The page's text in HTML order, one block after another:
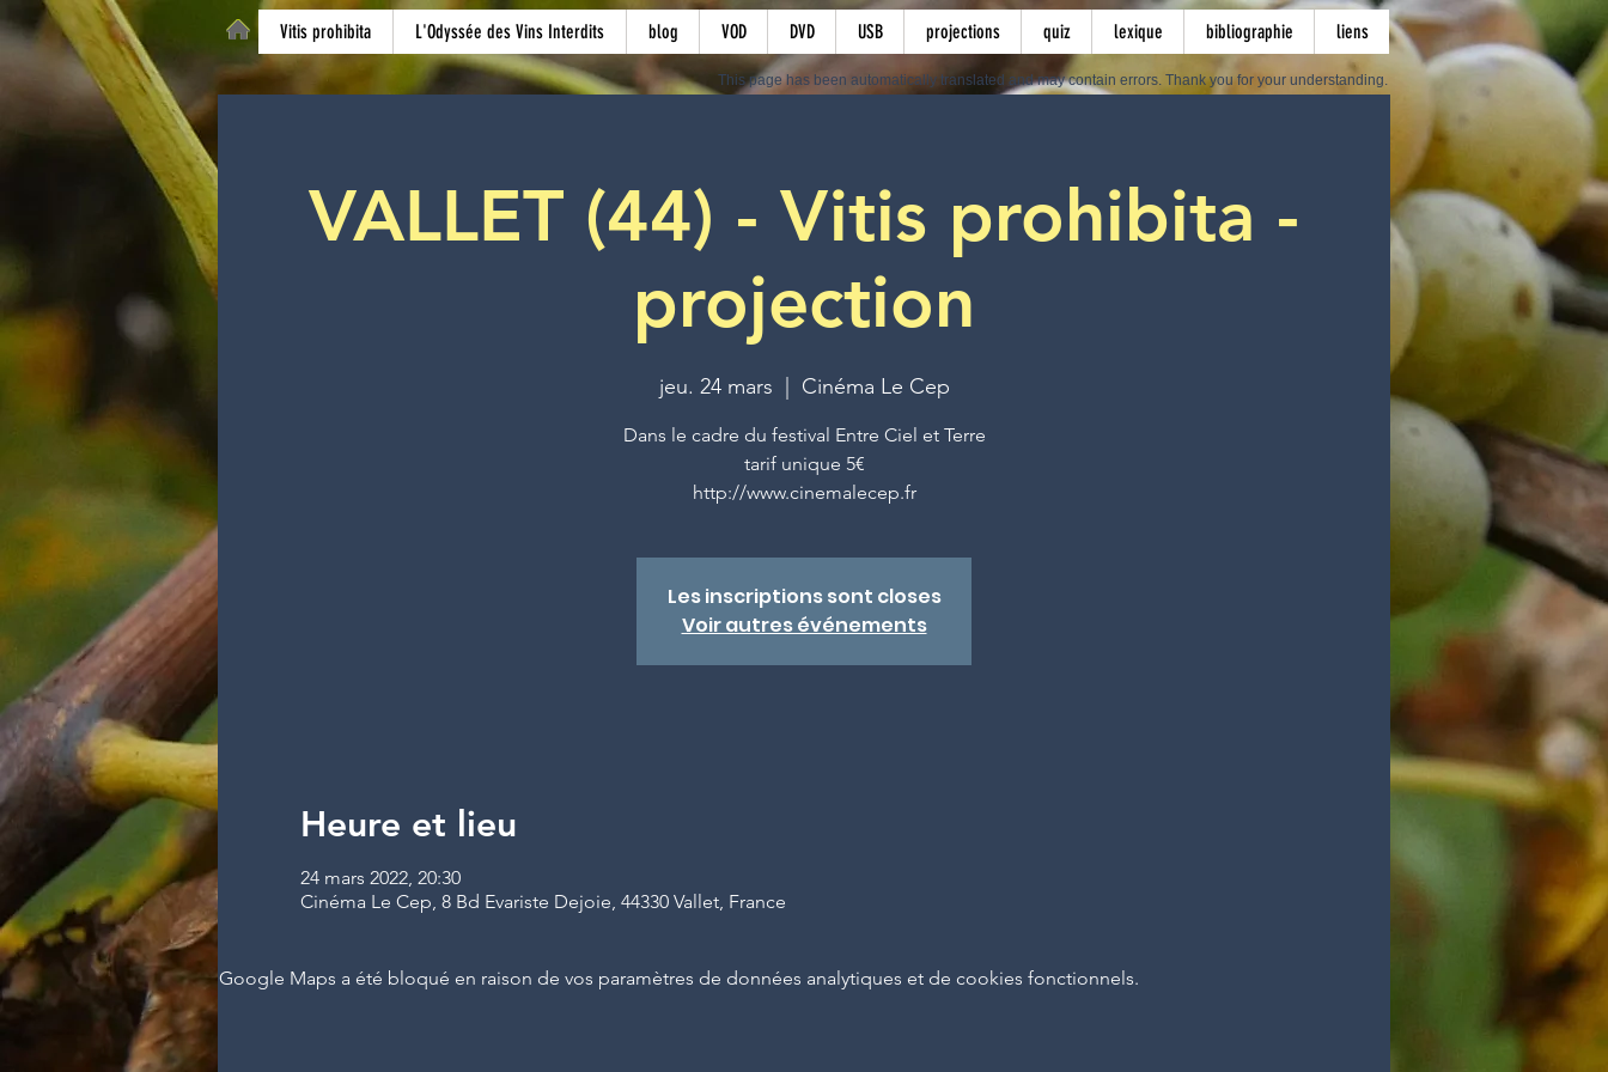
Vitis prohibita L'Odyssée des Vins Interdits blog VOD DVD USB projections quiz lexique bibliographie liens
This page has been automatically translated and may contain errors. Thank you for your understanding.
VALLET (44) - Vitis prohibita -
projection
jeu. 24 mars Cinéma Le Cep
Dans le cadre du festival Entre Ciel et Terre
tarif unique 5€
http://www.cinemalecep.fr
Les inscriptions sont closes
Voir autres événements
Heure et lieu
24 mars 2022, 20:30
Cinéma Le Cep, 8 Bd Evariste Dejoie, 44330 Vallet, France
Google Maps a été bloqué en raison de vos paramètres de données analytiques et de cookies fonctionnels.